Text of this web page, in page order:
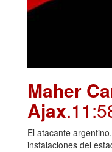
Maher
Ajax
El atacante
instalaciones del